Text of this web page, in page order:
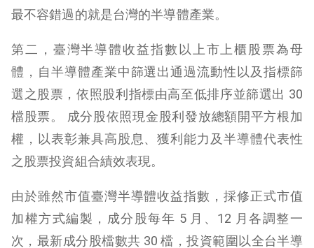
最不容錯過的就是台灣的半導體產業。
第二，臺灣半導體收益指數以上市上櫃股票為母
體，自半導體產業中篩選出通過流動性以及指標篩
選之股票，依照股利指標由高至低排序並篩選出 30
檔股票。 成分股依照現金股利發放總額開平方根加
權，以表彰兼具高股息、獲利能力及半導體代表性
之股票投資組合績效表現。
由於雖然市值臺灣半導體收益指數，採修正式市值
加權方式編製，成分股每年 5 月、12 月各調整一
次，最新成分股檔數共 30 檔，投資範圍以全台半導